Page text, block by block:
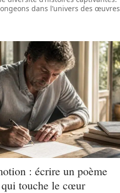
dans l’univers des œuvres
: écrire un poème
qui touche le cœur